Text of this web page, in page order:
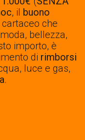
, il buono
che
bellezza,
importo, è
di rimborsi
luce e gas,
.